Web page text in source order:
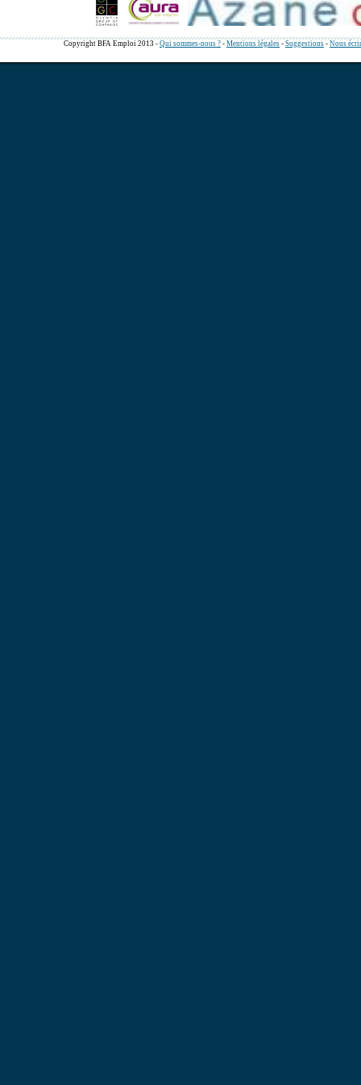
Copyright BFA Emploi 2013 - Qui sommes-nous ? - Mentions légales - Suggestions - Nous